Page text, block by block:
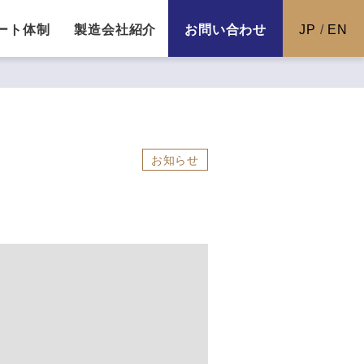
ト体制 製造会社紹介 お問い合わせ JP / EN
お知らせ